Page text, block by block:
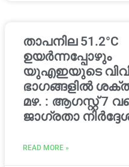
താപനില 51.2°C
ഉയർന്നപ്പോഴും
യുഎഇയുടെ
ഭാഗങ്ങളിൽ
മഴ. : ആഗസ്റ്റ് 7
ജാഗ്രതാ
READ MORE »